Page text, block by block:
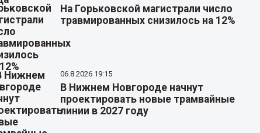
На Горьковской магистрали число
травмированных снизилось на 12%
06.8.2026 19:15
В Нижнем Новгороде начнут
проектировать новые трамвайные
линии в 2027 году